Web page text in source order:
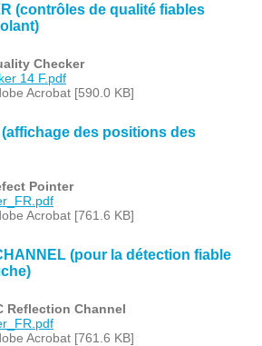
(contrôles de qualité fiables
Checker
14 F.pdf
Acrobat [590.0 KB]
(affichage des positions des
Pointer
Acrobat [761.6 KB]
(pour la détection fiable
Reflection Channel
Acrobat [761.6 KB]